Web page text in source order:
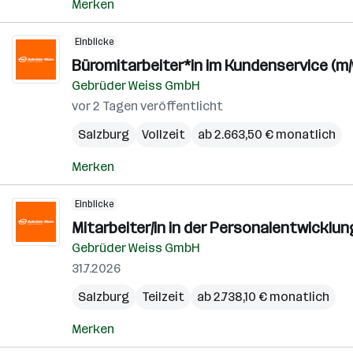
Merken
Einblicke
Büromitarbeiter*in im Kundenservice (m/
Gebrüder Weiss GmbH
vor 2 Tagen veröffentlicht
Salzburg
Vollzeit ab 2.663,50 € monatlich
Merken
Einblicke
Mitarbeiter/in in der
Gebrüder Weiss GmbH
31.7.2026
Salzburg
Teilzeit ab 2.738,10 € monatlich
Merken